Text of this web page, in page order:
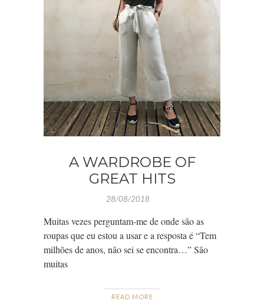
A WARDROBE OF
GREAT HITS
28/08/2018
Muitas vezes perguntam-me de onde são as
roupas que eu estou a usar e a resposta é “Tem
milhões de anos, não sei se encontra…” São
muitas
READ MORE